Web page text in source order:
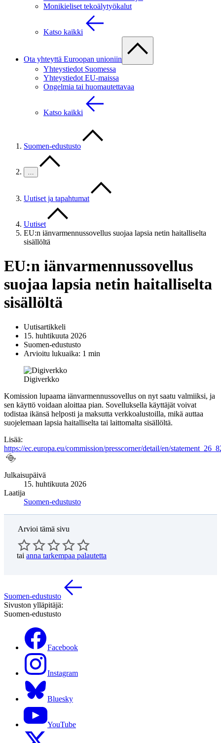
Monikieliset tekoälytyökalut
Katso kaikki
Ota yhteyttä Euroopan unioniin
Yhteystiedot Suomessa
Yhteystiedot EU-maissa
Ongelmia tai huomautettavaa
Katso kaikki
Suomen-edustusto
…
Uutiset ja tapahtumat
Uutiset
EU:n iänvarmennussovellus suojaa lapsia netin haitalliselta
sisällöltä
EU:n iänvarmennussovellus
suojaa lapsia netin haitalliselta
sisällöltä
Uutisartikkeli
15. huhtikuuta 2026
Suomen-edustusto
Arvioitu lukuaika: 1 min
Digiverkko
Komission lupaama iänvarmennussovellus on nyt saatu valmiiksi, ja
sen käyttö voidaan aloittaa pian. Sovelluksella käyttäjät voivat
todistaa ikänsä helposti ja maksutta verkkoalustoilla, mikä auttaa
suojelemaan lapsia haitalliselta tai laittomalta sisällöltä.
Lisää:
https://ec.europa.eu/commission/presscorner/detail/en/
Julkaisupäivä
15. huhtikuuta 2026
Laatija
Suomen-edustusto
Arvioi tämä sivu
tai anna tarkempaa palautetta
Suomen-edustusto
Sivuston ylläpitäjä:
Suomen-edustusto
Facebook
Instagram
Bluesky
YouTube